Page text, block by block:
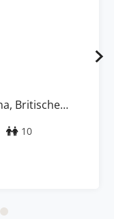
Britische
10